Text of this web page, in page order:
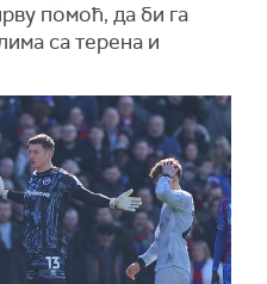
помоћ, да би га
са терена и